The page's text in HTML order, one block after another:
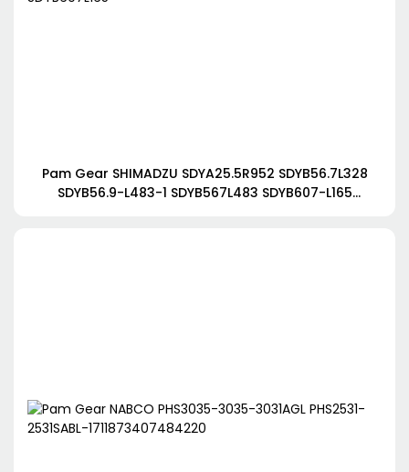
Pam Gear SHIMADZU SDYA25.5R952 SDYB56.7L328
SDYB56.9-L483-1 SDYB567L483 SDYB607-L165